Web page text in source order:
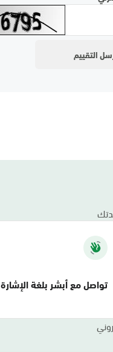
تواصل مع أبشر بلغة الإشارة